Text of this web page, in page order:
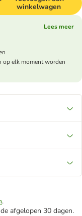
winkelwagen
Lees meer
op elk moment worden
.
afgelopen 30 dagen.